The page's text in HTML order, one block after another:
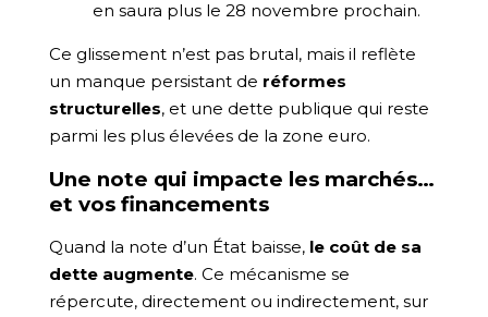
en saura plus le 28 novembre prochain.
Ce glissement n’est pas brutal, mais il reflète
un manque persistant de réformes
structurelles, et une dette publique qui reste
parmi les plus élevées de la zone euro.
Une note qui impacte les marchés…
et vos financements
Quand la note d’un État baisse, le coût de sa
dette augmente. Ce mécanisme se
répercute, directement ou indirectement, sur